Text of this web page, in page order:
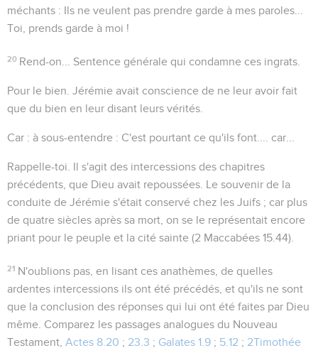
méchants : Ils ne veulent pas prendre garde à mes paroles...
Toi, prends garde à moi !
20 Rend-on... Sentence générale qui condamne ces ingrats.
Pour le bien . Jérémie avait conscience de ne leur avoir fait
que du bien en leur disant leurs vérités.
Car : à sous-entendre : C'est pourtant ce qu'ils font.... car
Rappelle-toi . Il s'agit des intercessions des chapitres
précédents, que Dieu avait repoussées. Le souvenir de la
conduite de Jérémie s'était conservé chez les Juifs ; car plus
de quatre siècles après sa mort, on se le représentait encore
priant pour le peuple et la cité sainte (2 Maccabées 15.44).
21 N'oublions pas, en lisant ces anathèmes, de quelles
ardentes intercessions ils ont été précédés, et qu'ils ne sont
que la conclusion des réponses qui lui ont été faites par Dieu
même. Comparez les passages analogues du Nouveau
Testament, Actes 8.20 ; 23.3 ; Galates 1.9 ; 5.12 ; 2Timothée